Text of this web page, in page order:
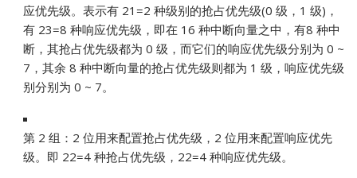
应优先级。表示有 21=2 种级别的抢占优先级(0 级，1 级)，
有 23=8 种响应优先级，即在 16 种中断向量之中，有8 种中
断，其抢占优先级都为 0 级，而它们的响应优先级分别为 0 ~
7，其余 8 种中断向量的抢占优先级则都为 1 级，响应优先级
别分别为 0 ~ 7。
第 2 组：2 位用来配置抢占优先级，2 位用来配置响应优先
级。即 22=4 种抢占优先级，22=4 种响应优先级。